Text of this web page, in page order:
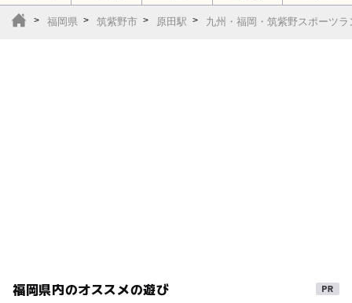
福岡県 筑紫野市 原田駅 九州・福岡・筑紫野スポーツラ
福岡県内のオススメの遊び